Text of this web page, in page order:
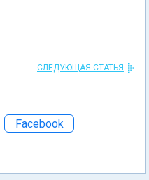
СЛЕДУЮЩАЯ СТАТЬЯ
Facebook